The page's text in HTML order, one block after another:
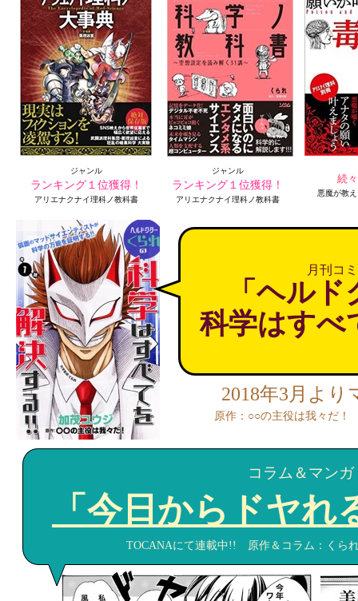
続
悪魔が教
ジャンル
ランキング１位獲得！
アリエナクナイ理科ノ教科書
ジャンル
ランキング１位獲得！
アリエナクナイ理科ノ教科書
2018年3月より
原作：○○の主役は我々だ
コラム＆マンガ
「今日からドヤれ
TOCANAにて連載中!! 原作＆コラム：く
月刊コ
「ヘル
科学はすべ